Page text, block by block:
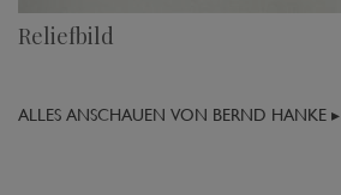
Reliefbild
ALLES ANSCHAUEN VON BERND HANKE ▸